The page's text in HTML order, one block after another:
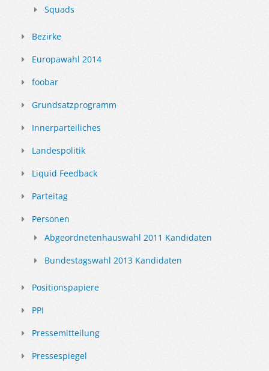
Squads
Bezirke
Europawahl 2014
foobar
Grundsatzprogramm
Innerparteiliches
Landespolitik
Liquid Feedback
Parteitag
Personen
Abgeordnetenhauswahl 2011 Kandidaten
Bundestagswahl 2013 Kandidaten
Positionspapiere
PPI
Pressemitteilung
Pressespiegel